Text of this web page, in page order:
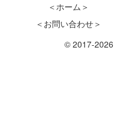
＜ホーム＞
＜お問い合わせ＞
© 2017-